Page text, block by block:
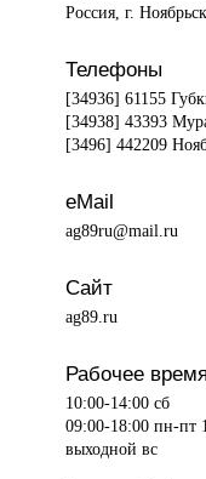
Россия, г.
Телефоны
[34936] 61155
[34938] 43393
[3496] 442209
eMail
ag89ru@mail.ru
Сайт
ag89.ru
Рабочее
10:00-14:00 сб
09:00-18:00 пн-пт
выходной вс